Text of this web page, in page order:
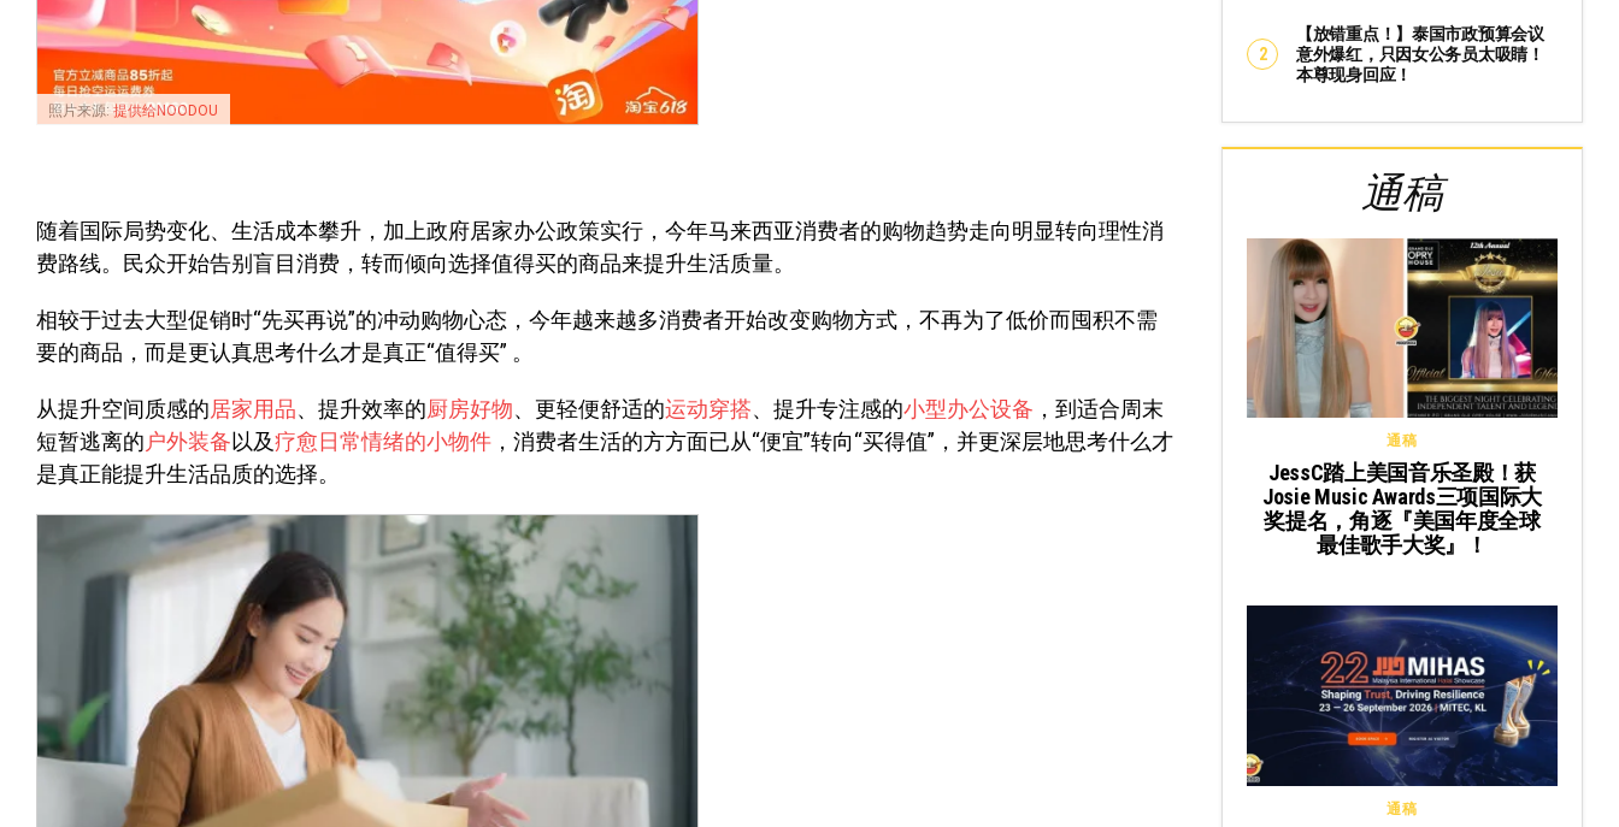
照片来源:提供给NOODOU
随着国际局势变化、生活成本攀升，加上政府居家办公政策实行，今年马来西亚消费者的购物趋势走向明显转向理性消
费路线。民众开始告别盲目消费，转而倾向选择值得买的商品来提升生活质量。
相较于过去大型促销时“先买再说”的冲动购物心态，今年越来越多消费者开始改变购物方式，不再为了低价而囤积不需
要的商品，而是更认真思考什么才是真正“值得买” 。
从提升空间质感的居家用品、提升效率的厨房好物、更轻便舒适的运动穿搭、提升专注感的小型办公设备 ，到适合周末
短暂逃离的 户外装备以及疗愈日常情绪的小物件 ，消费者生活的方方面已从“便宜”转向“买得值”，并更深层地思考什么才
是真正能提升生活品质的选择。
【放错重点！】泰国市政预算会议
意外爆红，只因女公务员太吸睛！
本尊现身回应！
通稿
通稿
JessC踏上美国音乐圣殿！获
Josie Music Awards三项国际大
奖提名，角逐『美国年度全球
最佳歌手大奖』！
通稿